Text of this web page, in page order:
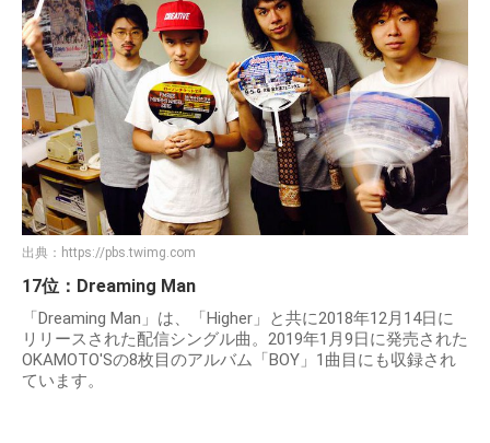
出典： https://pbs.twimg.com
17位：Dreaming Man
「Dreaming Man」は、「Higher」と共に2018年12月14日に
リリースされた配信シングル曲。2019年1月9日に発売された
OKAMOTO'Sの8枚目のアルバム「BOY」1曲目にも収録され
ています。